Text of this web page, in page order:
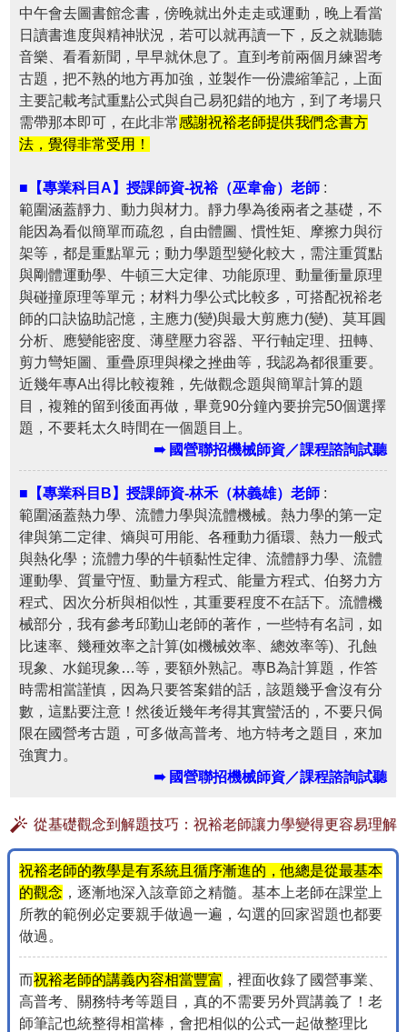
中午會去圖書館念書，傍晚就出外走走或運動，晚上看當
日讀書進度與精神狀況，若可以就再讀一下，反之就聽聽
音樂、看看新聞，早早就休息了。直到考前兩個月練習考
古題，把不熟的地方再加強，並製作一份濃縮筆記，上面
主要記載考試重點公式與自己易犯錯的地方，到了考場只
需帶那本即可，在此非常感謝祝裕老師提供我們念書方
法，覺得非常受用！
■【專業科目A】授課師資-祝裕（巫韋侖）老師 :
範圍涵蓋靜力、動力與材力。靜力學為後兩者之基礎，不
能因為看似簡單而疏忽，自由體圖、慣性矩、摩擦力與衍
架等，都是重點單元；動力學題型變化較大，需注重質點
與剛體運動學、牛頓三大定律、功能原理、動量衝量原理
與碰撞原理等單元；材料力學公式比較多，可搭配祝裕老
師的口訣協助記憶，主應力(變)與最大剪應力(變)、莫耳圓
分析、應變能密度、薄壁壓力容器、平行軸定理、扭轉、
剪力彎矩圖、重疊原理與樑之挫曲等，我認為都很重要。
近幾年專A出得比較複雜，先做觀念題與簡單計算的題
目，複雜的留到後面再做，畢竟90分鐘內要拚完50個選擇
題，不要耗太久時間在一個題目上。
➠ 國營聯招機械師資／課程諮詢試聽
■【專業科目B】授課師資-林禾（林義雄）老師 :
範圍涵蓋熱力學、流體力學與流體機械。熱力學的第一定
律與第二定律、熵與可用能、各種動力循環、熱力一般式
與熱化學；流體力學的牛頓黏性定律、流體靜力學、流體
運動學、質量守恆、動量方程式、能量方程式、伯努力方
程式、因次分析與相似性，其重要程度不在話下。流體機
械部分，我有參考邱勤山老師的著作，一些特有名詞，如
比速率、幾種效率之計算(如機械效率、總效率等)、孔蝕
現象、水鎚現象…等，要額外熟記。專B為計算題，作答
時需相當謹慎，因為只要答案錯的話，該題幾乎會沒有分
數，這點要注意！然後近幾年考得其實蠻活的，不要只侷
限在國營考古題，可多做高普考、地方特考之題目，來加
強實力。
➠ 國營聯招機械師資／課程諮詢試聽
從基礎觀念到解題技巧：祝裕老師讓力學變得更容易理解
祝裕老師的教學是有系統且循序漸進的，他總是從最基本
的觀念 ，逐漸地深入該章節之精髓。基本上老師在課堂上
所教的範例必定要親手做過一遍，勾選的回家習題也都要
做過。
而祝裕老師的講義內容相當豐富 ，裡面收錄了國營事業、
高普考、關務特考等題目，真的不需要另外買講義了！老
師筆記也統整得相當棒，會把相似的公式一起做整理比